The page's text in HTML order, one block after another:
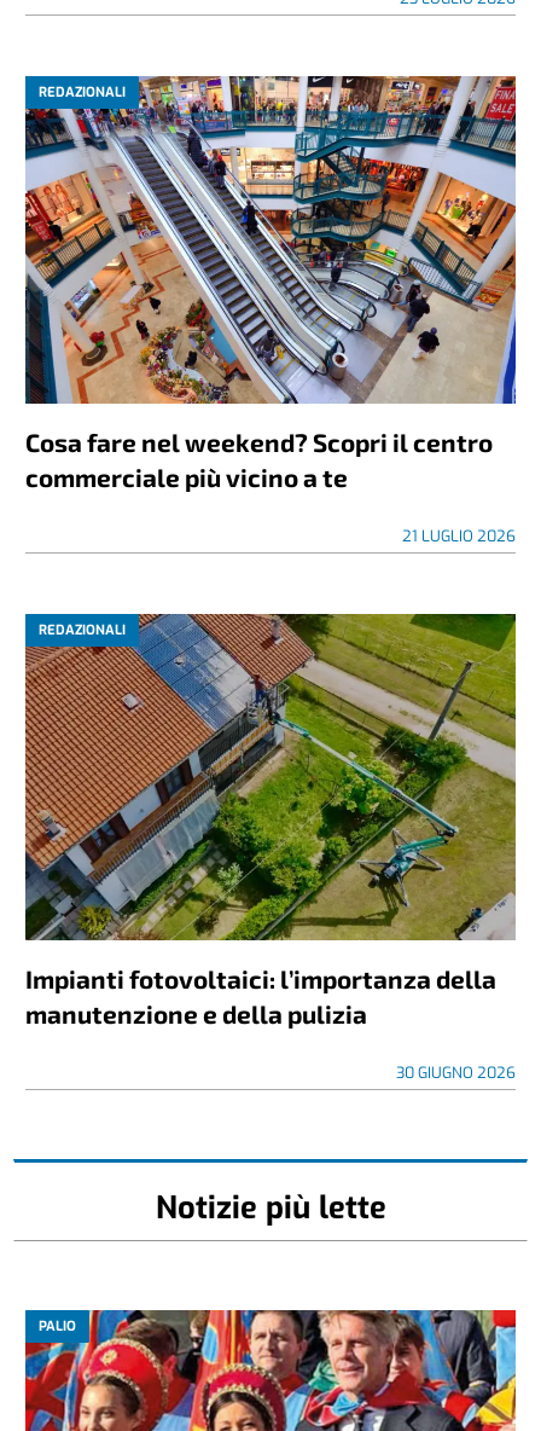
REDAZIONALI
Cosa fare nel weekend? Scopri il centro
commerciale più vicino a te
21 LUGLIO 2026
REDAZIONALI
Impianti fotovoltaici: l’importanza della
manutenzione e della pulizia
30 GIUGNO 2026
Notizie più lette
PALIO